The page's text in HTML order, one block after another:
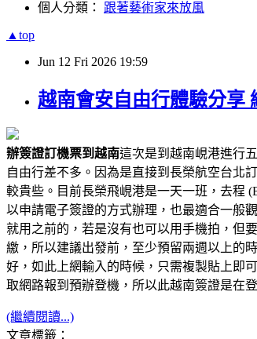
個人分類： 跟著藝術家來放風
▲top
Jun 12 Fri 2026 19:59
越南會安自由行體驗分享
辦簽證訂機票到越南這次是到越南峴港進行
自由行差不多。因為是直接到長榮航空台北
較貴些。目前長榮飛峴港是一天一班，去程
以申請電子簽證的方式辦理，也最適合一般
就用之前的，若是沒有也可以用手機拍，但
繳，所以建議出發前，至少預留兩週以上的
好，如此上網輸入的時候，只需複製貼上即
取網路報到預辦登機，所以此越南簽證是在
(繼續閱讀...)
文章標籤：